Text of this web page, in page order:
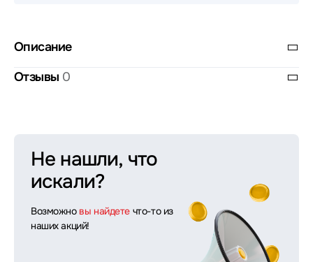
Описание
Отзывы 0
Не нашли, что
искали?
Возможно вы найдете что-то из
наших акций!